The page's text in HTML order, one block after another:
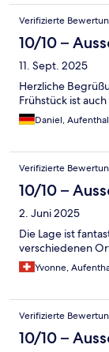
Verifizierte
10/10 –
11. Sept. 2025
Herzliche
Frühstück ist
Daniel,
Verifizierte
10/10 –
2. Juni 2025
Die Lage ist
verschiedenen
Yvonne,
Verifizierte
10/10 –